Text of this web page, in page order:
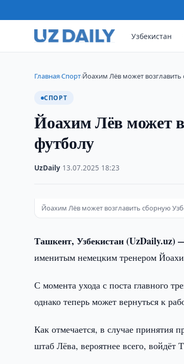
Узбекистан
Главная›Спорт›Йоахим Лёв может
СПОРТ
Йоахим Лёв может
футболу
UzDaily 13.07.2025 18:23
Йоахим Лёв может возглавить сборную
Ташкент, Узбекистан
именитым немецким тренером
С момента ухода с поста главного
однако теперь может вернуться к
Как отмечается, в случае принятия
штаб Лёва, вероятнее всего, войдёт